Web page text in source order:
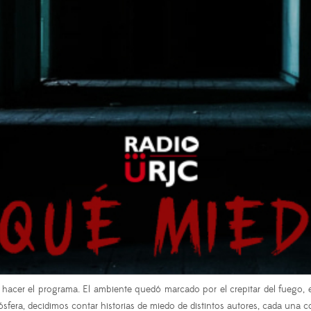
el programa. El ambiente quedó marcado por el crepitar del
decidimos contar historias de miedo de distintos autores, cada